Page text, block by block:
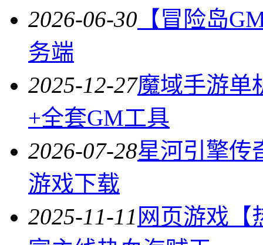
2026-06-30 【冒险岛
务端
2025-12-27魔域手游单
+全套GM工具
2026-07-28星河引擎传
游戏下载
2025-11-11 网页游戏【